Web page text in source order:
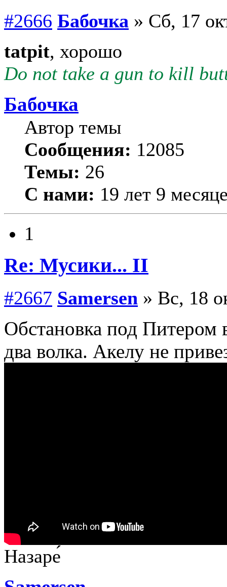
#2666 Бабочка » Сб, 17
tatpit, хорошо
Do not take a gun to kill
Бабочка
Автор темы
Сообщения: 12085
Темы: 26
С нами: 19 лет 9
1
Re: Мусики... II
#2667 Samersen » Вс, 18
Обстановка под Питером
два волка. Акелу не
Назаре́